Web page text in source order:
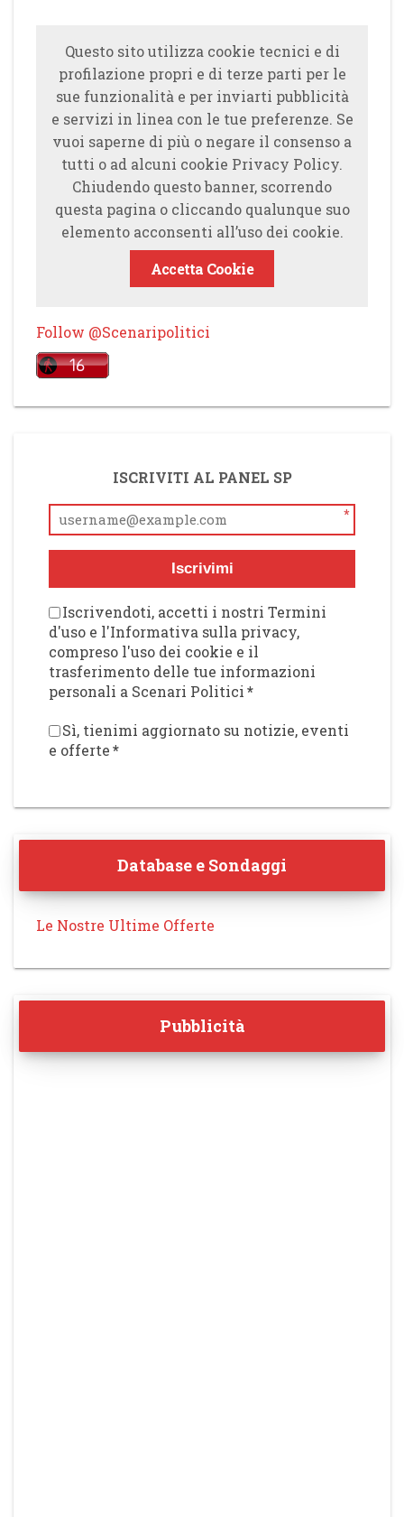
Questo sito utilizza cookie tecnici e di
profilazione propri e di terze parti per le
sue funzionalità e per inviarti pubblicità
e servizi in linea con le tue preferenze. Se
vuoi saperne di più o negare il consenso a
tutti o ad alcuni cookie Privacy Policy.
Chiudendo questo banner, scorrendo
questa pagina o cliccando qualunque suo
elemento acconsenti all’uso dei cookie.
Accetta Cookie
Follow @Scenaripolitici
ISCRIVITI AL PANEL SP
*
Iscrivimi
Iscrivendoti, accetti i nostri Termini
d'uso e l'Informativa sulla privacy,
compreso l'uso dei cookie e il
trasferimento delle tue informazioni
personali a Scenari Politici*
Sì, tienimi aggiornato su notizie, eventi
e offerte*
Database e Sondaggi
Le Nostre Ultime Offerte
Pubblicità